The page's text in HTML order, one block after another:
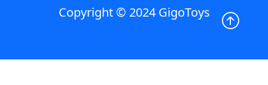
Copyright © 2024 GigoToys